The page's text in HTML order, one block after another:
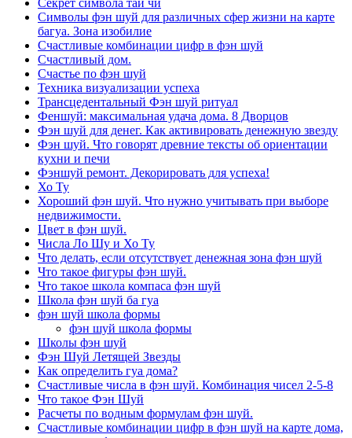
Секрет символа тай чи
Символы фэн шуй для различных сфер жизни на карте
багуа. Зона изобилие
Счастливые комбинации цифр в фэн шуй
Счастливый дом.
Счастье по фэн шуй
Техника визуализации успеха
Трансцедентальный Фэн шуй ритуал
Феншуй: максимальная удача дома. 8 Дворцов
Фэн шуй для денег. Как активировать денежную звезду
Фэн шуй. Что говорят древние тексты об ориентации
кухни и печи
Фэншуй ремонт. Декорировать для успеха!
Хо Ту
Хороший фэн шуй. Что нужно учитывать при выборе
недвижимости.
Цвет в фэн шуй.
Числа Ло Шу и Хо Ту
Что делать, если отсутствует денежная зона фэн шуй
Что такое фигуры фэн шуй.
Что такое школа компаса фэн шуй
Школа фэн шуй ба гуа
фэн шуй школа формы
фэн шуй школа формы
Школы фэн шуй
Фэн Шуй Летящей Звезды
Как определить гуа дома?
Счастливые числа в фэн шуй. Комбинация чисел 2-5-8
Что такое Фэн Шуй
Расчеты по водным формулам фэн шуй.
Счастливые комбинации цифр в фэн шуй на карте дома,